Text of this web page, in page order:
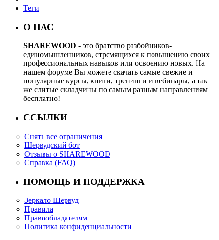
Теги
О НАС
SHAREWOOD - это братство разбойников-
единомышленников, стремящихся к повышению своих
профессиональных навыков или освоению новых. На
нашем форуме Вы можете скачать самые свежие и
популярные курсы, книги, тренинги и вебинары, а так
же слитые складчины по самым разным направлениям
бесплатно!
ССЫЛКИ
Снять все ограничения
Шервудский бот
Отзывы о SHAREWOOD
Справка (FAQ)
ПОМОЩЬ И ПОДДЕРЖКА
Зеркало Шервуд
Правила
Правообладателям
Политика конфиденциальности